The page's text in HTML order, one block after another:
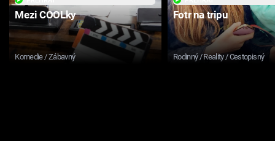
Mezi COOLky
Komedie / Zábavný
Fotr na tripu
Rodinný / Reality / Cestopisný